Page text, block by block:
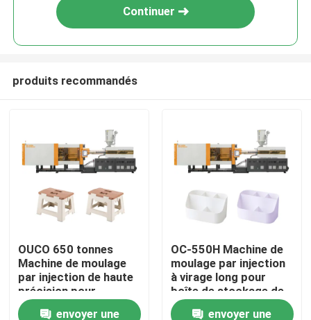
Produits
Au sujet de nous
Continuer
produits recommandés
OUCO 650 tonnes
Machine de moulage
par injection de haute
précision pour
tabouret pliant en
envoyer une
OC-550H Machine de
moulage par injection
à virage long pour
boîte de stockage de
cosmétiques en
envoyer une